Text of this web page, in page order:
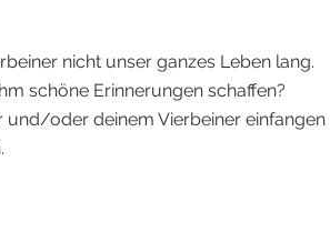
nicht unser ganzes Leben lang.
schöne Erinnerungen schaffen?
oder deinem Vierbeiner einfangen